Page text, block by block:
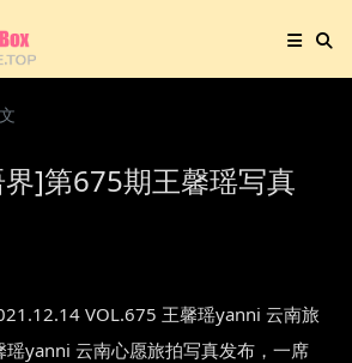
]第675期王馨瑶写真
VOL.675 王馨瑶yanni 云南旅
瑶yanni 云南心愿旅拍写真发布，一席